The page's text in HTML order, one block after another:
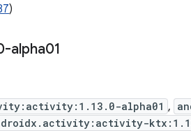
)
alpha01
alpha01 ,